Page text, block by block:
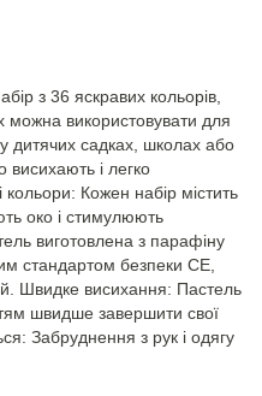
з 36 яскравих кольорів,
можна використовувати для
у дитячих садках, школах або
і легко
кольори: Кожен набір містить
око і стимулюють
виготовлена з парафіну
стандартом безпеки CE,
Швидке висихання: Пастель
швидше завершити свої
Забруднення з рук і одягу